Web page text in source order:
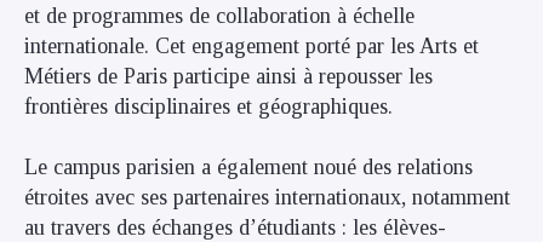
et de programmes de collaboration à échelle
internationale. Cet engagement porté par les Arts et
Métiers de Paris participe ainsi à repousser les
frontières disciplinaires et géographiques.
Le campus parisien a également noué des relations
étroites avec ses partenaires internationaux, notamment
au travers des échanges d’étudiants : les élèves-